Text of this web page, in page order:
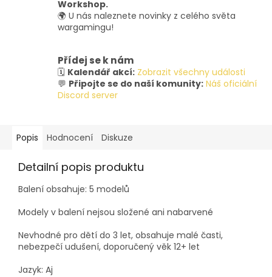
Workshop.
🌍 U nás naleznete novinky z celého světa
wargamingu!
Přídej se k nám
🗓️ Kalendář akcí: Zobrazit všechny události
💬 Připojte se do naší komunity: Náš oficiální
Discord server
Popis Hodnocení Diskuze
Detailní popis produktu
Balení obsahuje: 5 modelů
Modely v balení nejsou složené ani nabarvené
Nevhodné pro dětí do 3 let, obsahuje malé časti,
nebezpečí udušení, doporučený věk 12+ let
Jazyk: Aj